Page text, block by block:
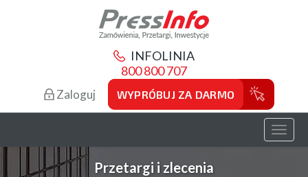
INFOLINIA
800 800 707
Zaloguj WYPRÓBUJ ZA DARMO
Toggle
Przetargi i zlecenia